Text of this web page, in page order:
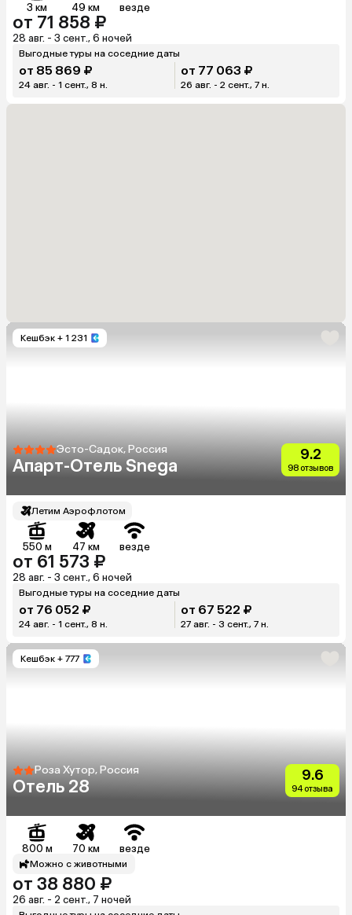
3 км 49 км везде
от 71 858 ₽
28 авг. - 3 сент., 6 ночей
Выгодные туры на соседние даты
от 85 869 ₽
24 авг. - 1 сент., 8 н.
от 77 063 ₽
26 авг. - 2 сент., 7 н.
Кешбэк + 1 231
Эсто-Садок, Россия
Апарт-Отель Snega
9.2
98 отзывов
Летим Аэрофлотом
550 м 47 км везде
от 61 573 ₽
28 авг. - 3 сент., 6 ночей
Выгодные туры на соседние даты
от 76 052 ₽
24 авг. - 1 сент., 8 н.
от 67 522 ₽
27 авг. - 3 сент., 7 н.
Кешбэк + 777
Роза Хутор, Россия
Отель 28
9.6
94 отзыва
800 м 70 км везде
Можно с животными
от 38 880 ₽
26 авг. - 2 сент., 7 ночей